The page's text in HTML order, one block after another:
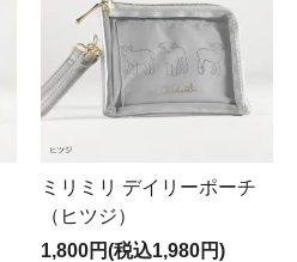
ミリミリ デイリーポーチ
（ヒツジ）
1,800円(税込1,980円)